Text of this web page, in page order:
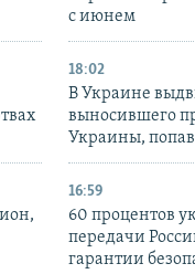
с июнем
18:02
В Украине
выносившего
Украины,
16:59
60 процентов
передачи
гарантии